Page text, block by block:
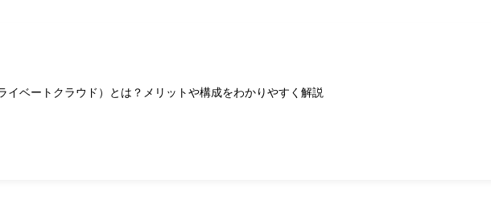
イベートクラウド）とは？メリットや構成をわかりやすく解説